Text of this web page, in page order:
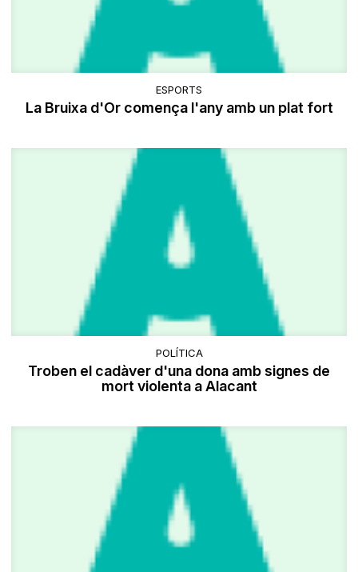
ESPORTS
La Bruixa d'Or comença l'any amb un plat fort
POLÍTICA
Troben el cadàver d'una dona amb signes de
mort violenta a Alacant